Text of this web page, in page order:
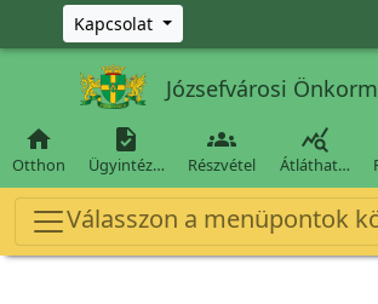
Ugrás a fő tartalomra
Kapcsolat
Józsefvárosi

Otthon

Ügyintéz…

Részvétel

Átláthat…
Válasszon a menüpontok